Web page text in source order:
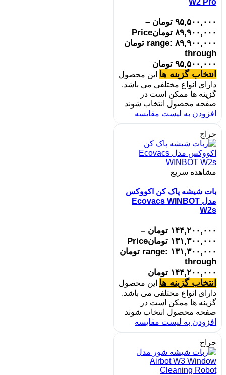
W2 Pro
۹۵,۵۰۰,۰۰۰ تومان –
۸۹,۹۰۰,۰۰۰ تومانPrice
range: ۸۹,۹۰۰,۰۰۰ تومان
through
۹۵,۵۰۰,۰۰۰ تومان
انتخاب گزینه ها این محصول
دارای انواع مختلفی می باشد.
گزینه ها ممکن است در
صفحه محصول انتخاب شوند
افزودن به لیست مقایسه
حراج
مشاهده سریع
بات شیشه پاک کن اکووکس
مدل Ecovacs WINBOT
W2s
۱۴۴,۲۰۰,۰۰۰ تومان –
۱۳۱,۳۰۰,۰۰۰ تومانPrice
range: ۱۳۱,۳۰۰,۰۰۰ تومان
through
۱۴۴,۲۰۰,۰۰۰ تومان
انتخاب گزینه ها این محصول
دارای انواع مختلفی می باشد.
گزینه ها ممکن است در
صفحه محصول انتخاب شوند
افزودن به لیست مقایسه
حراج